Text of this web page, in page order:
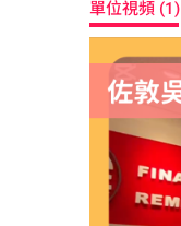
單位視頻 (1)